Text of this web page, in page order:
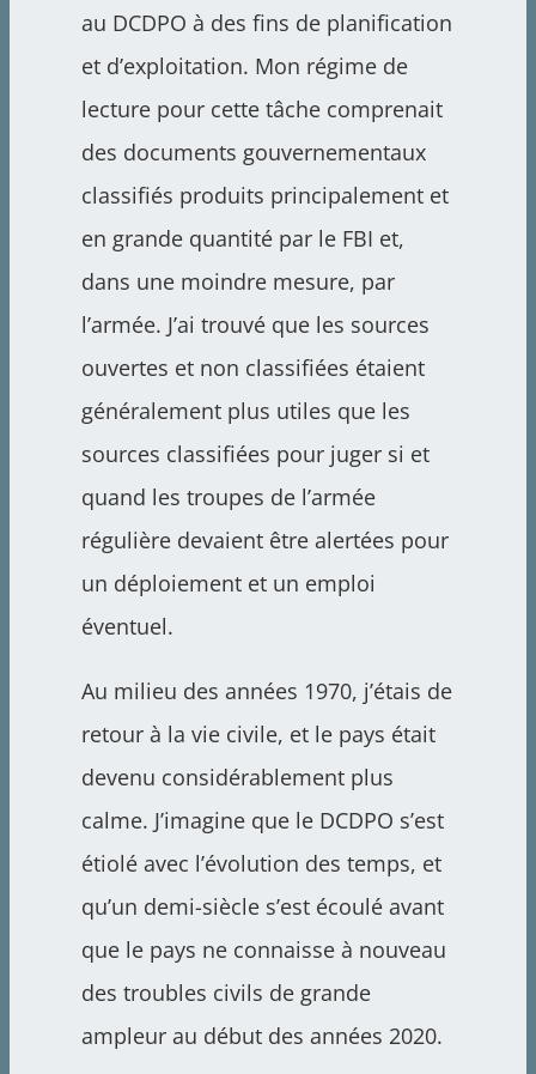
au DCDPO à des fins de planification
et d’exploitation. Mon régime de
lecture pour cette tâche comprenait
des documents gouvernementaux
classifiés produits principalement et
en grande quantité par le FBI et,
dans une moindre mesure, par
l’armée. J’ai trouvé que les sources
ouvertes et non classifiées étaient
généralement plus utiles que les
sources classifiées pour juger si et
quand les troupes de l’armée
régulière devaient être alertées pour
un déploiement et un emploi
éventuel.
Au milieu des années 1970, j’étais de
retour à la vie civile, et le pays était
devenu considérablement plus
calme. J’imagine que le DCDPO s’est
étiolé avec l’évolution des temps, et
qu’un demi-siècle s’est écoulé avant
que le pays ne connaisse à nouveau
des troubles civils de grande
ampleur au début des années 2020.